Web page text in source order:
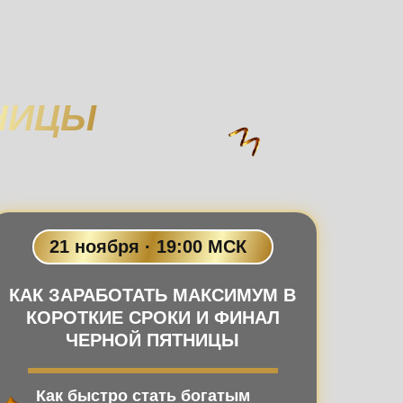
Как быстро стать богатым
КАК ЗАРАБОТАТЬ МАКСИМУМ В
КОРОТКИЕ СРОКИ И ФИНАЛ
ЧЕРНОЙ ПЯТНИЦЫ
21 ноября · 19:00 МСК